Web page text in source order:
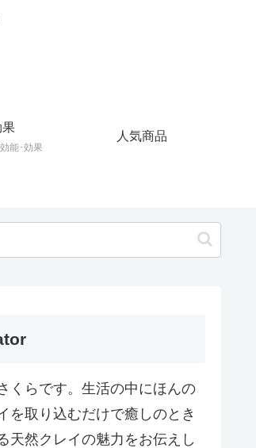
果
能･効果
人気商品
くらです。生活の中にほんの
を取り込むだけで癒しのとき
天然クレイの魅力をお伝えし